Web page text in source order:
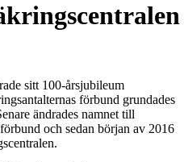
sitt 100-årsjubileum
förbund grundades
ändrades namnet till
och sedan början av 2016